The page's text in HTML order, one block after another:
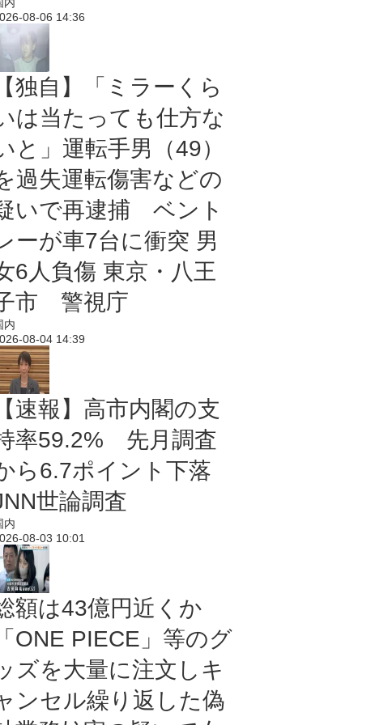
08-06 14:36
【独自】「ミラーくら
は当たっても仕方な
と」運転手男（49）
過失運転傷害などの
いで再逮捕 ベント
ーが車7台に衝突 男
6人負傷 東京・八王
市 警視庁
内
08-04 14:39
【速報】高市内閣の支
率59.2% 先月調査
ら6.7ポイント下落
世論調査
内
08-03 10:01
額は43億円近くか
「ONE PIECE」等のグ
ズを大量に注文しキ
ンセル繰り返した偽